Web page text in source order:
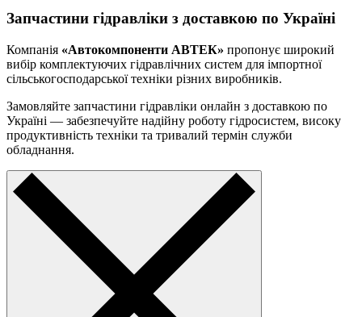
Запчастини гідравліки з доставкою по Україні
Компанія «Автокомпоненти АВТЕК» пропонує широкий
вибір комплектуючих гідравлічних систем для імпортної
сільськогосподарської техніки різних виробників.
Замовляйте запчастини гідравліки онлайн з доставкою по
Україні — забезпечуйте надійну роботу гідросистем, високу
продуктивність техніки та тривалий термін служби
обладнання.